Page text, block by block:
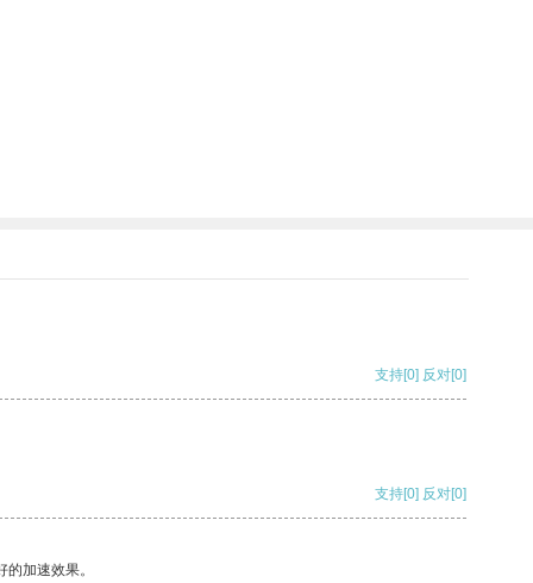
支持[0] 反对[0]
支持[0] 反对[0]
加速效果。